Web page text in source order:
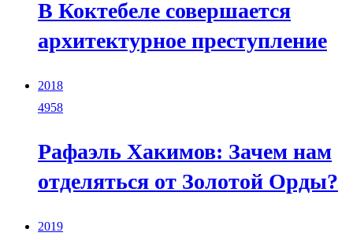
В Коктебеле совершается
архитектурное преступление
2018
4958
Рафаэль Хакимов: Зачем нам
отделяться от Золотой Орды?
2019